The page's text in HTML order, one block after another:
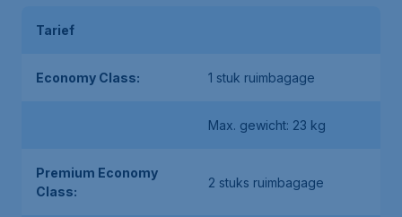
Tarief
Economy Class: 1 stuk ruimbagage
Max. gewicht: 23 kg
Premium Economy
Class:
2 stuks ruimbagage